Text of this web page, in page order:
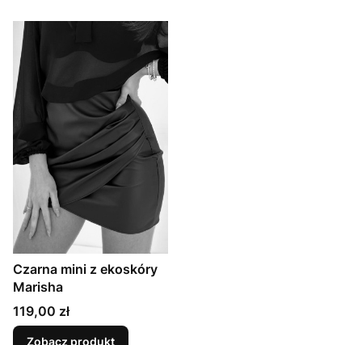
Czarna mini z ekoskóry
Marisha
Cena
119,00 zł
Zobacz produkt